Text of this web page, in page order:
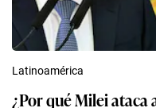
Latinoamérica
¿Por qué Milei ataca